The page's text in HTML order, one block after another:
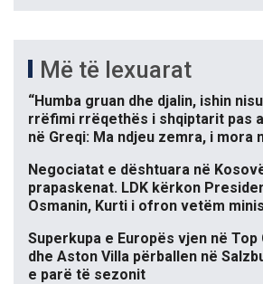
Më të lexuarat
“Humba gruan dhe djalin, ishin
rrëfimi rrëqethës i shqiptarit pas
në Greqi: Ma ndjeu zemra, i mora
Negociatat e dështuara në
prapaskenat. LDK kërkon
Osmanin, Kurti i ofron vetëm
Superkupa e Europës vjen në Top
dhe Aston Villa përballen në
e parë të sezonit